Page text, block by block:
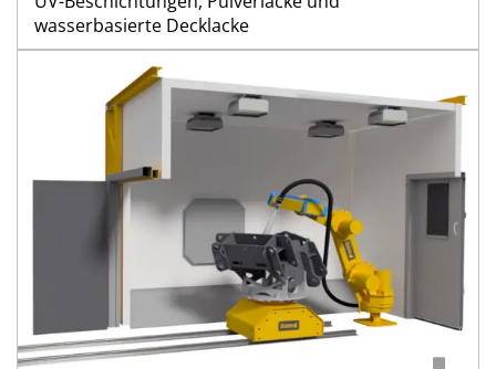
wasserbasierte Decklacke